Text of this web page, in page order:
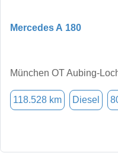
Mercedes A 180
München OT Aubing-
118.528 km Diesel